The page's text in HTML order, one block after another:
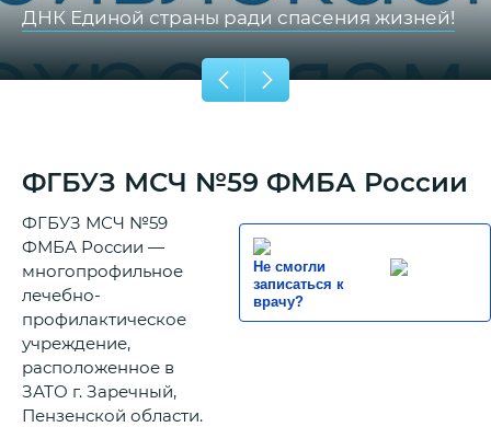
ДНК Единой страны ради спасения жизней!
ФГБУЗ МСЧ №59 ФМБА России
ФГБУЗ МСЧ №59
ФМБА России —
многопрофильное
лечебно-
профилактическое
учреждение,
расположенное в
ЗАТО г. Заречный,
Пензенской области.
Не смогли
записаться к
врачу?